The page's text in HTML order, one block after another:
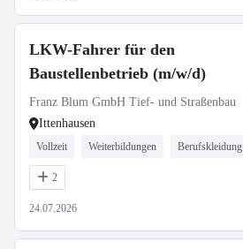
LKW-Fahrer für den
Baustellenbetrieb (m/w/d)
Franz Blum GmbH Tief- und Straßenbau
Ittenhausen
Vollzeit Weiterbildungen Berufskleidung
2
24.07.2026